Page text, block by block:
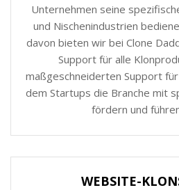
Unternehmen seine
und Nischenindustrien
davon bieten wir bei Clone
Support für alle
maßgeschneiderten Support
dem Startups die Branche mit
fördern und
WEBSITE-